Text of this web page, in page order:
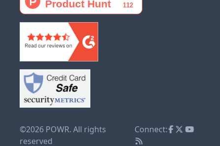
©2026 POWR. All rights
reserved
Connect: